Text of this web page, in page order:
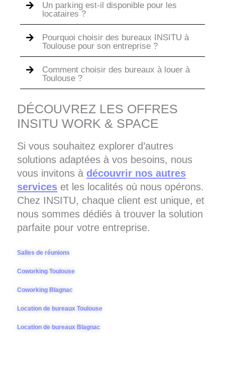
Un parking est-il disponible pour les
locataires ?
Pourquoi choisir des bureaux INSITU à
Toulouse pour son entreprise ?
Comment choisir des bureaux à louer à
Toulouse ?
DÉCOUVREZ LES OFFRES
INSITU WORK & SPACE
Si vous souhaitez explorer d’autres
solutions adaptées à vos besoins, nous
vous invitons à découvrir nos autres
services et les localités où nous opérons.
Chez INSITU, chaque client est unique, et
nous sommes dédiés à trouver la solution
parfaite pour votre entreprise.
Salles de réunions
Coworking Toulouse
Coworking Blagnac
Location de bureaux Toulouse
Location de bureaux Blagnac